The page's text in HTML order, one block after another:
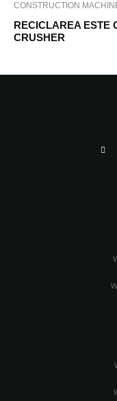
CONSTRUCTION
RECICLAREA ESTE
CRUSHER